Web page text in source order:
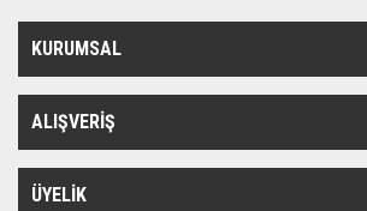
KURUMSAL
ALIŞVERİŞ
ÜYELİK